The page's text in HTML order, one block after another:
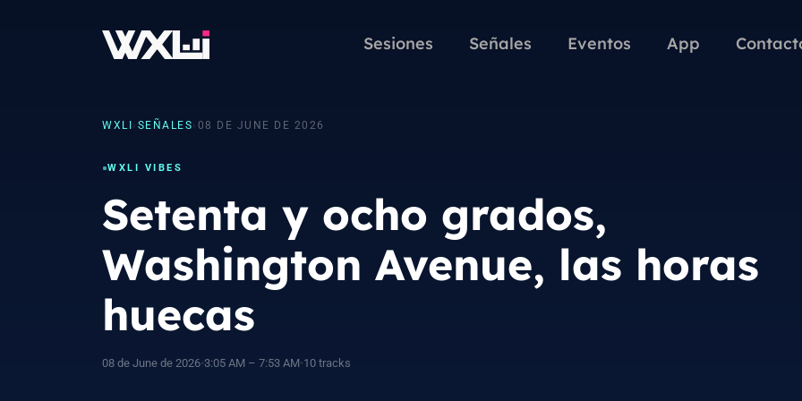
Sesiones Señales Eventos App
WXLI › SEÑALES › 08 DE JUNE DE 2026
WXLI VIBES
Setenta y ocho grados,
Washington Avenue, las horas
huecas
08 de June de 2026•3:05 AM – 7:53 AM•10 tracks